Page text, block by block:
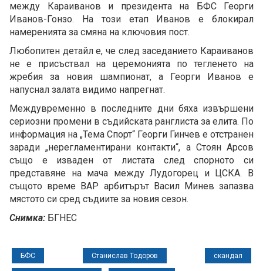
между Караиванов и президента на БФС Георги
Иванов-Гонзо. На този етап Иванов е блокирал
намеренията за смяна на ключовия пост.
Любопитен детайл е, че след заседанието Караиванов
не е присъствал на церемонията по тегленето на
жребия за новия шампионат, а Георги Иванов е
напуснал залата видимо напрегнат.
Междувременно в последните дни бяха извършени
сериозни промени в съдийската ранглиста за елита. По
информация на „Тема Спорт“ Георги Гинчев е отстранен
заради „нерегламентирани контакти“, а Стоян Арсов
също е изваден от листата след спорното си
представяне на мача между Лудогорец и ЦСКА. В
същото време ВАР арбитърът Васил Минев запазва
мястото си сред съдиите за новия сезон.
Снимка: БГНЕС
БФС Станислав Тодоров скандал